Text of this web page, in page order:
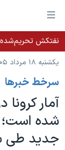
لینکهای
قابل
دسترسی
جهش
محتوای
اصلی
جهش
به
صفحه
خانه
نسخه سبک
موضوع ها
ایران
آمریکا
جهان
برنامه های
جدول برنامه ها
صفحه‌های
یکشنبه ۱۸ مرداد ۱۴۰۵ ایران ۰۴:۴۶
سرخط خبرها
آمار
شده است؛
جدید طی